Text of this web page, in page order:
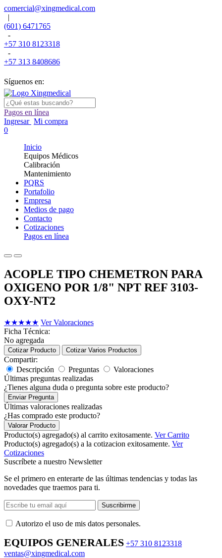
comercial@xingmedical.com
|
(601) 6471765
-
+57 310 8123318
-
+57 313 8408686
Síguenos en:
Pagos en línea
Ingresar Mi compra
0
Inicio
Equipos Médicos
Calibración
Mantenimiento
PQRS
Portafolio
Empresa
Medios de pago
Contacto
Cotizaciones
Pagos en línea
ACOPLE TIPO CHEMETRON PARA
OXIGENO POR 1/8" NPT REF 3103-
OXY-NT2
★★★★★ Ver Valoraciones
Ficha Técnica:
No agregada
Cotizar Producto Cotizar Varios Productos
Compartir:
Descripción
Preguntas
Valoraciones
Últimas preguntas realizadas
¿Tienes alguna duda o pregunta sobre este producto?
Enviar Pregunta
Últimas valoraciones realizadas
¿Has comprado este producto?
Valorar Producto
Producto(s) agregado(s) al carrito exitosamente. Ver Carrito
Producto(s) agregado(s) a la cotizacion exitosamente. Ver
Cotizaciones
Suscríbete a nuestro Newsletter
Se el primero en enterarte de las últimas tendencias y todas las
novedades que traemos para ti.
Suscribirme
Autorizo ​​el uso de mis datos personales.
EQUIPOS GENERALES +57 310 8123318
ventas@xingmedical.com